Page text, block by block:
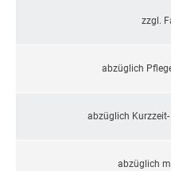
zzgl.
abzüglich
abzüglich
abzüglich